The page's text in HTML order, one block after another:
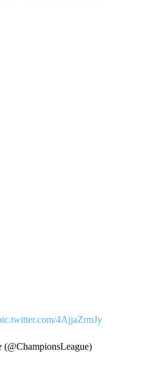
4AjjaZrmJy